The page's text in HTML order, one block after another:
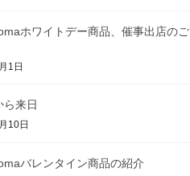
ホワイトデー商品、催事出店のご
1日
ら来日
10日
バレンタイン商品の紹介